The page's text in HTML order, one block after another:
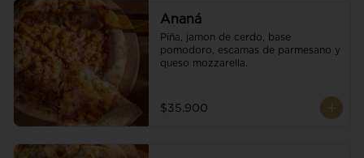
Ananá
Piña, jamon de cerdo, base
pomodoro, escamas de parmesano y
queso mozzarella.
$35.900